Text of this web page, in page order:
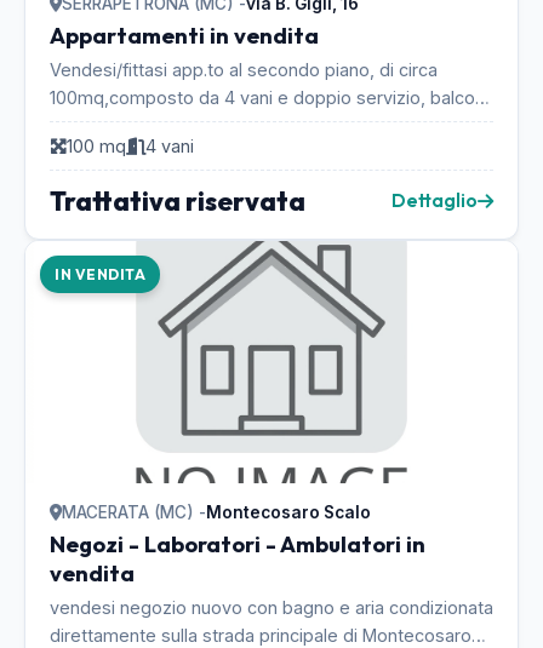
Appartamenti in vendita
Vendesi/fittasi app.to al secondo piano, di circa
100mq,composto da 4 vani e doppio servizio, balconi,
box al piano seminterrato e posto auto esterno....
100 mq
4 vani
Trattativa riservata Dettaglio
IN VENDITA
MACERATA (MC) -Montecosaro Scalo
Negozi - Laboratori - Ambulatori in
vendita
vendesi negozio nuovo con bagno e aria condizionata
direttamente sulla strada principale di Montecosaro